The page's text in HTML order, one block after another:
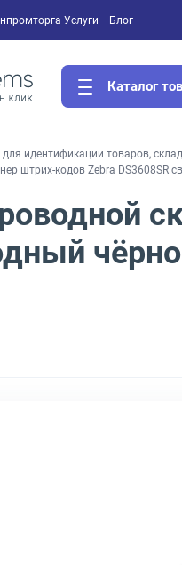
Услуги Блог
Каталог
идентификации товаров,
штрих-кодов Zebra DS3608SR